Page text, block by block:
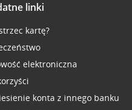
linki
kartę?
elektroniczna
konta z innego banku